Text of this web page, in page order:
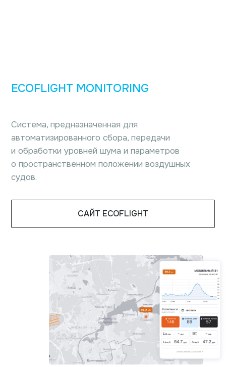
ECOFLIGHT MONITORING
Система, предназначенная для
автоматизированного сбора, передачи
и обработки уровней шума и параметров
о пространственном положении воздушных
судов.
САЙТ ECOFLIGHT